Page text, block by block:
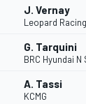
J. Vernay
Leopard
G. Tarquini
BRC Hyundai
A. Tassi
KCMG